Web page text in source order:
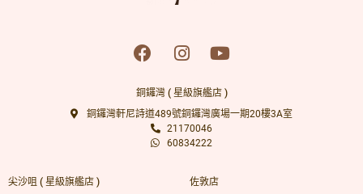
銅鑼灣 ( 星級旗艦店 )
銅鑼灣軒尼詩道489號銅鑼灣廣場一期20樓3A室
21170046
60834222
尖沙咀 ( 星級旗艦店 )
佐敦店